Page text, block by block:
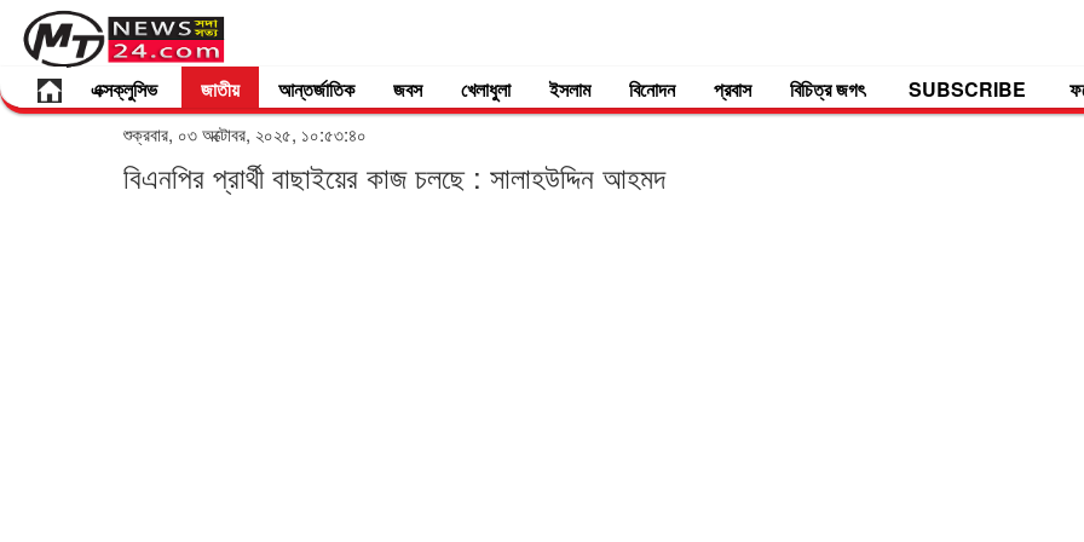
এক্সক্লুসিভ জাতীয় আন্তর্জাতিক জবস খেলাধুলা ইসলাম বিনোদন প্রবাস বিচিত্র জগৎ SUBSCRIBE
শুক্রবার, ০৩ অক্টোবর, ২০২৫, ১০:৫৩:৪০
বিএনপির প্রার্থী বাছাইয়ের কাজ চলছে : সালাহউদ্দিন আহমদ